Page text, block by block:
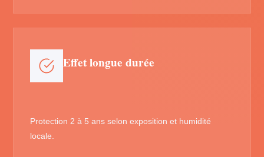
Effet longue durée
Protection 2 à 5 ans selon exposition et humidité
locale.